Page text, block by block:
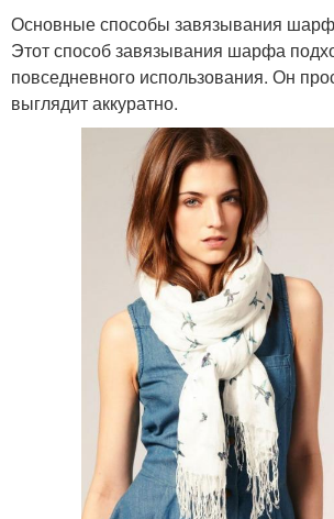
Основные способы завязывания
Этот способ завязывания шарфа
повседневного использования. Он
выглядит аккуратно.